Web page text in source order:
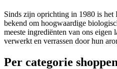
Sinds zijn oprichting in 1980 is het
bekend om hoogwaardige
meeste ingrediënten van ons
verwerkt en verrassen door hun
Per categorie shoppen